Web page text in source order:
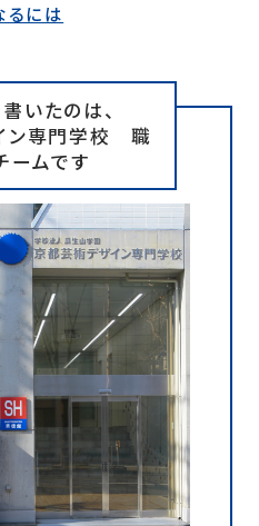
るには
いたのは、
ン専門学校 職
ームです